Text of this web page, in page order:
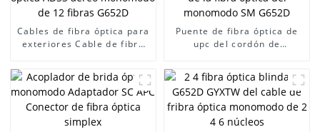
Cables de fibra óptica para
exteriores Cable de fibra
G652D
Puente de fibra óptica de
upc del cordón de
del monomodo SM G652D